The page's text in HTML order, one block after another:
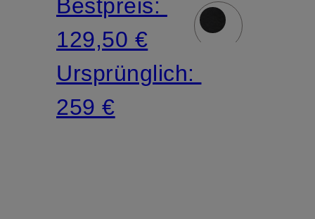
Bestpreis:
129,50 €
Ursprünglich:
259 €